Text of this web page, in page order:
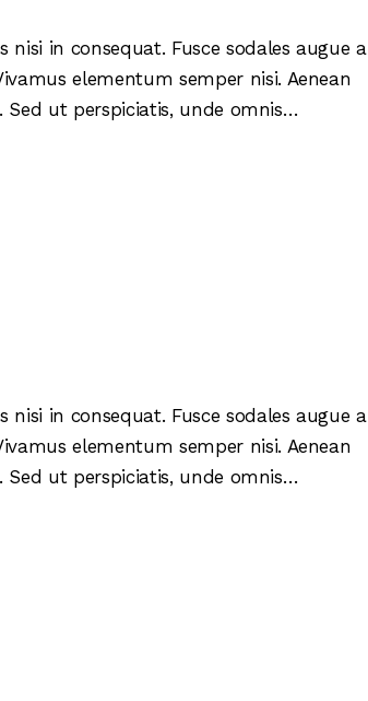
in consequat. Fusce sodales augue a
elementum semper nisi. Aenean
Sed ut perspiciatis, unde omnis…
in consequat. Fusce sodales augue a
elementum semper nisi. Aenean
Sed ut perspiciatis, unde omnis…